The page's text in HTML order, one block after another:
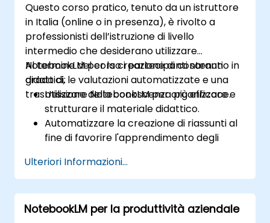
Questo corso pratico, tenuto da un istruttore
in Italia (online o in presenza), è rivolto a
professionisti dell’istruzione di livello
intermedio che desiderano utilizzare
NotebookLM per la creazione di contenuti
didattici, le valutazioni automatizzate e una
trasmissione della conoscenza più efficace.
Al termine del corso i partecipanti saranno in
grado di:
Utilizzare NotebookLM per organizzare e
strutturare il materiale didattico.
Automatizzare la creazione di riassunti al
fine di favorire l'apprendimento degli
Generare guide di studio e test a
supporto dell’apprendimento, grazie
all’AI.
Migliorare l'interattività e l’impegno degli
Ulteriori Informazioni...
NotebookLM per la produttività aziendale